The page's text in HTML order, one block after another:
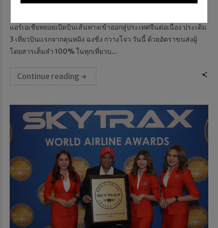
แอร์เอเชียทยอยเปิดบินเส้นทางเข้าออกสู่ประเทศจีนต่อเนื่อง ประเดิม
3 เที่ยวบินเเรกจากคุนหมิง ฉงชิ่ง กวางโจว วันนี้ ด้วยอัตราขนส่งผู้
โดยสารเต็มลำ 100% ในทุกเที่ยวบ...
Continue reading